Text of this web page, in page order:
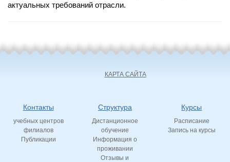
актуальных требований отрасли.
КАРТА САЙТА
Контакты
учебных центров
филиалов
Публикации
Структура
Дистанционное
обучение
Информация о
проживании
Отзывы и
Курсы
Расписание
Запись на курсы